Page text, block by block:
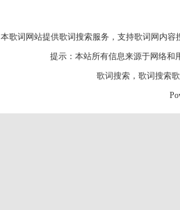
本歌词网站提供歌词搜索服务，支持歌词网 内容
提示：本站所有信息来源于网络
歌词搜索 ， 歌词搜索